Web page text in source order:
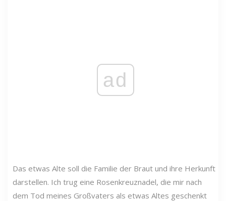
ad
Das etwas Alte soll die Familie der Braut und ihre Herkunft
darstellen. Ich trug eine Rosenkreuznadel, die mir nach
dem Tod meines Großvaters als etwas Altes geschenkt